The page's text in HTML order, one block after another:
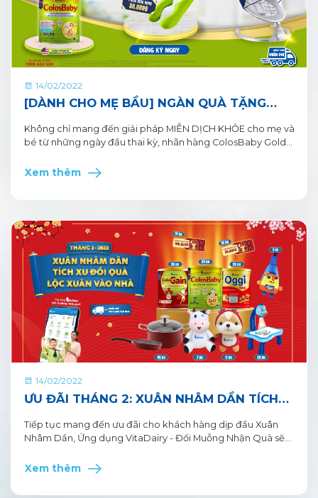
14/02/2022
[DÀNH CHO MẸ BẦU] NGÀN QUÀ TẶNG
CHO MẸ TỪ COLOSBABY GOLD for MUM
Không chỉ mang đến giải pháp MIỄN DỊCH KHỎE cho mẹ và
bé từ những ngày đầu thai kỳ, nhãn hàng ColosBaby Gold
quà tặng hấp dẫn HOÀN TOÀN MIỄN PHÍ
Xem thêm
14/02/2022
ƯU ĐÃI THÁNG 2: XUÂN NHÂM DẦN TÍCH
Tiếp tục mang đến ưu đãi cho khách hàng dịp đầu Xuân
Nhâm Dần, Ứng dụng VitaDairy - Đổi Muỗng Nhận Quà sẽ
Bên cạnh các chương trình như thường lệ, người dùng còn
Xem thêm